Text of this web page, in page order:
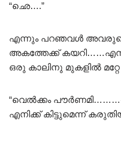
“ഛെ….”
എന്നും പറഞവൾ അവരുടെ
അകത്തേക്ക്
ഒരു കാലിനു മുകളിൽ
“വെൽക്കം
എനിക്ക് കിട്ടുമെന്ന്